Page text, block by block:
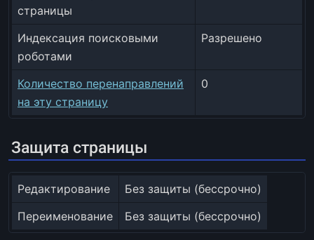
страницы
Индексация поисковыми
роботами
Разрешено
Количество перенаправлений
на эту страницу
0
Защита страницы
Редактирование
Без защиты (бессрочно)
Переименование
Без защиты (бессрочно)